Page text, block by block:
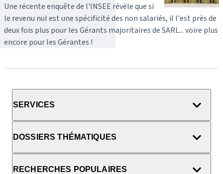
Une récente enquête de l'INSEE révèle que si
le revenu nul est une spécificité des non salariés, il l'est près de
deux fois plus pour les Gérants majoritaires de SARL... voire plus
encore pour les Gérantes !
SERVICES
DOSSIERS THÉMATIQUES
RECHERCHES POPULAIRES